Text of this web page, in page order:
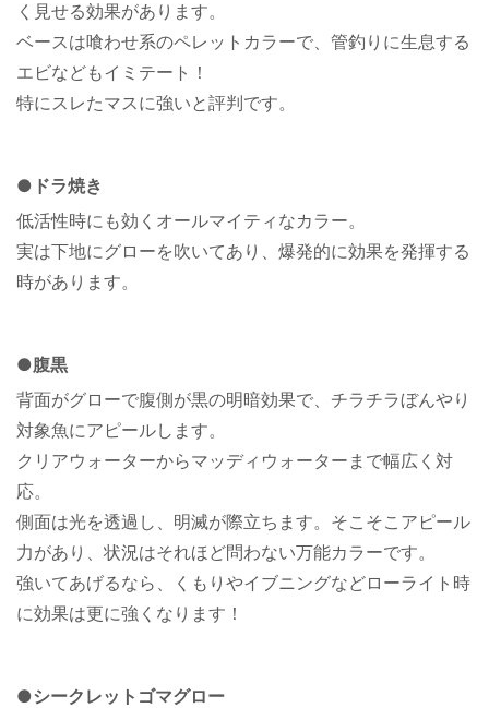
く見せる効果があります。
ベースは喰わせ系のペレットカラーで、管釣りに生息する
エビなどもイミテート！
特にスレたマスに強いと評判です。
●ドラ焼き
低活性時にも効くオールマイティなカラー。
実は下地にグローを吹いてあり、爆発的に効果を発揮する
時があります。
●腹黒
背面がグローで腹側が黒の明暗効果で、チラチラぼんやり
対象魚にアピールします。
クリアウォーターからマッディウォーターまで幅広く対
応。
側面は光を透過し、明滅が際立ちます。そこそこアピール
力があり、状況はそれほど問わない万能カラーです。
強いてあげるなら、くもりやイブニングなどローライト時
に効果は更に強くなります！
●シークレットゴマグロー